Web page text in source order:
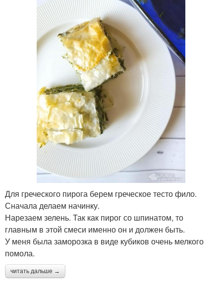
Для греческого пирога берем греческое тесто фило.
Сначала делаем начинку.
Нарезаем зелень. Так как пирог со шпинатом, то
главным в этой смеси именно он и должен быть.
У меня была заморозка в виде кубиков очень мелкого
помола.
читать дальше →